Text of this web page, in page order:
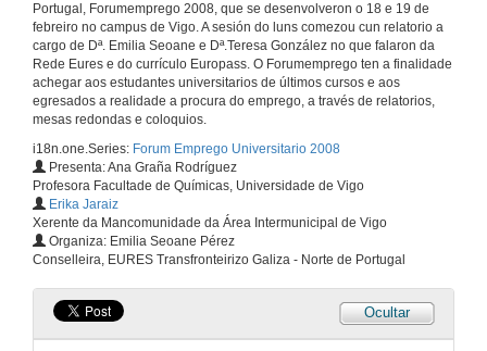
Portugal, Forumemprego 2008, que se desenvolveron o 18 e 19 de
febreiro no campus de Vigo. A sesión do luns comezou cun relatorio a
cargo de Dª. Emilia Seoane e Dª.Teresa González no que falaron da
Rede Eures e do currículo Europass. O Forumemprego ten a finalidade
achegar aos estudantes universitarios de últimos cursos e aos
egresados a realidade a procura do emprego, a través de relatorios,
mesas redondas e coloquios.
i18n.one.Series: Forum Emprego Universitario 2008
Presenta: Ana Graña Rodríguez
Profesora Facultade de Químicas, Universidade de Vigo
Erika Jaraiz
Xerente da Mancomunidade da Área Intermunicipal de Vigo
Organiza: Emilia Seoane Pérez
Conselleira, EURES Transfronteirizo Galiza - Norte de Portugal
Ocultar
Acto de presentación das Xornadas
Intervención do Excmo. Sr. D. Iván Area
18 de feb. de 2008
Presentación de D. Pedro Pablo Gallego
18 de feb. de 2008
Intervención de D. Santiago Urréjola
18 de feb. de 2008
Recursos da Universidade de Vigo ao teu servizo para a procura de emprego e o exercio profesional
Intervención de Dª. Mertxe Inza